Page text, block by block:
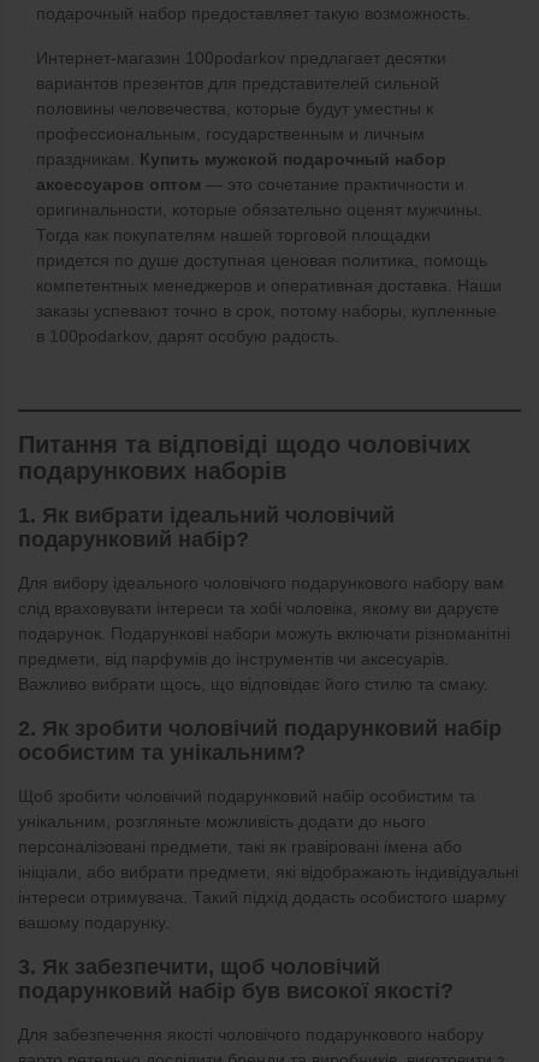
подарочный набор предоставляет такую возможность.
Интернет-магазин 100podarkov предлагает десятки
вариантов презентов для представителей сильной
половины человечества, которые будут уместны к
профессиональным, государственным и личным
праздникам. Купить мужской подарочный набор
аксессуаров оптом — это сочетание практичности и
оригинальности, которые обязательно оценят мужчины.
Тогда как покупателям нашей торговой площадки
придется по душе доступная ценовая политика, помощь
компетентных менеджеров и оперативная доставка. Наши
заказы успевают точно в срок, потому наборы, купленные
в 100podarkov, дарят особую радость.
Питання та відповіді щодо чоловічих
подарункових наборів
1. Як вибрати ідеальний чоловічий
подарунковий набір?
Для вибору ідеального чоловічого подарункового набору вам
слід враховувати інтереси та хобі чоловіка, якому ви даруєте
подарунок. Подарункові набори можуть включати різноманітні
предмети, від парфумів до інструментів чи аксесуарів.
Важливо вибрати щось, що відповідає його стилю та смаку.
2. Як зробити чоловічий подарунковий набір
особистим та унікальним?
Щоб зробити чоловічий подарунковий набір особистим та
унікальним, розгляньте можливість додати до нього
персоналізовані предмети, такі як гравіровані імена або
ініціали, або вибрати предмети, які відображають індивідуальні
інтереси отримувача. Такий підхід додасть особистого шарму
вашому подарунку.
3. Як забезпечити, щоб чоловічий
подарунковий набір був високої якості?
Для забезпечення якості чоловічого подарункового набору